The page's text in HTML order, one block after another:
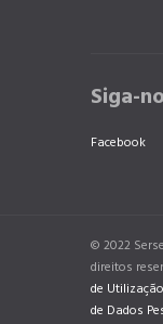
Siga-
Facebook
© 2022
direitos
de Utilização
de Dados